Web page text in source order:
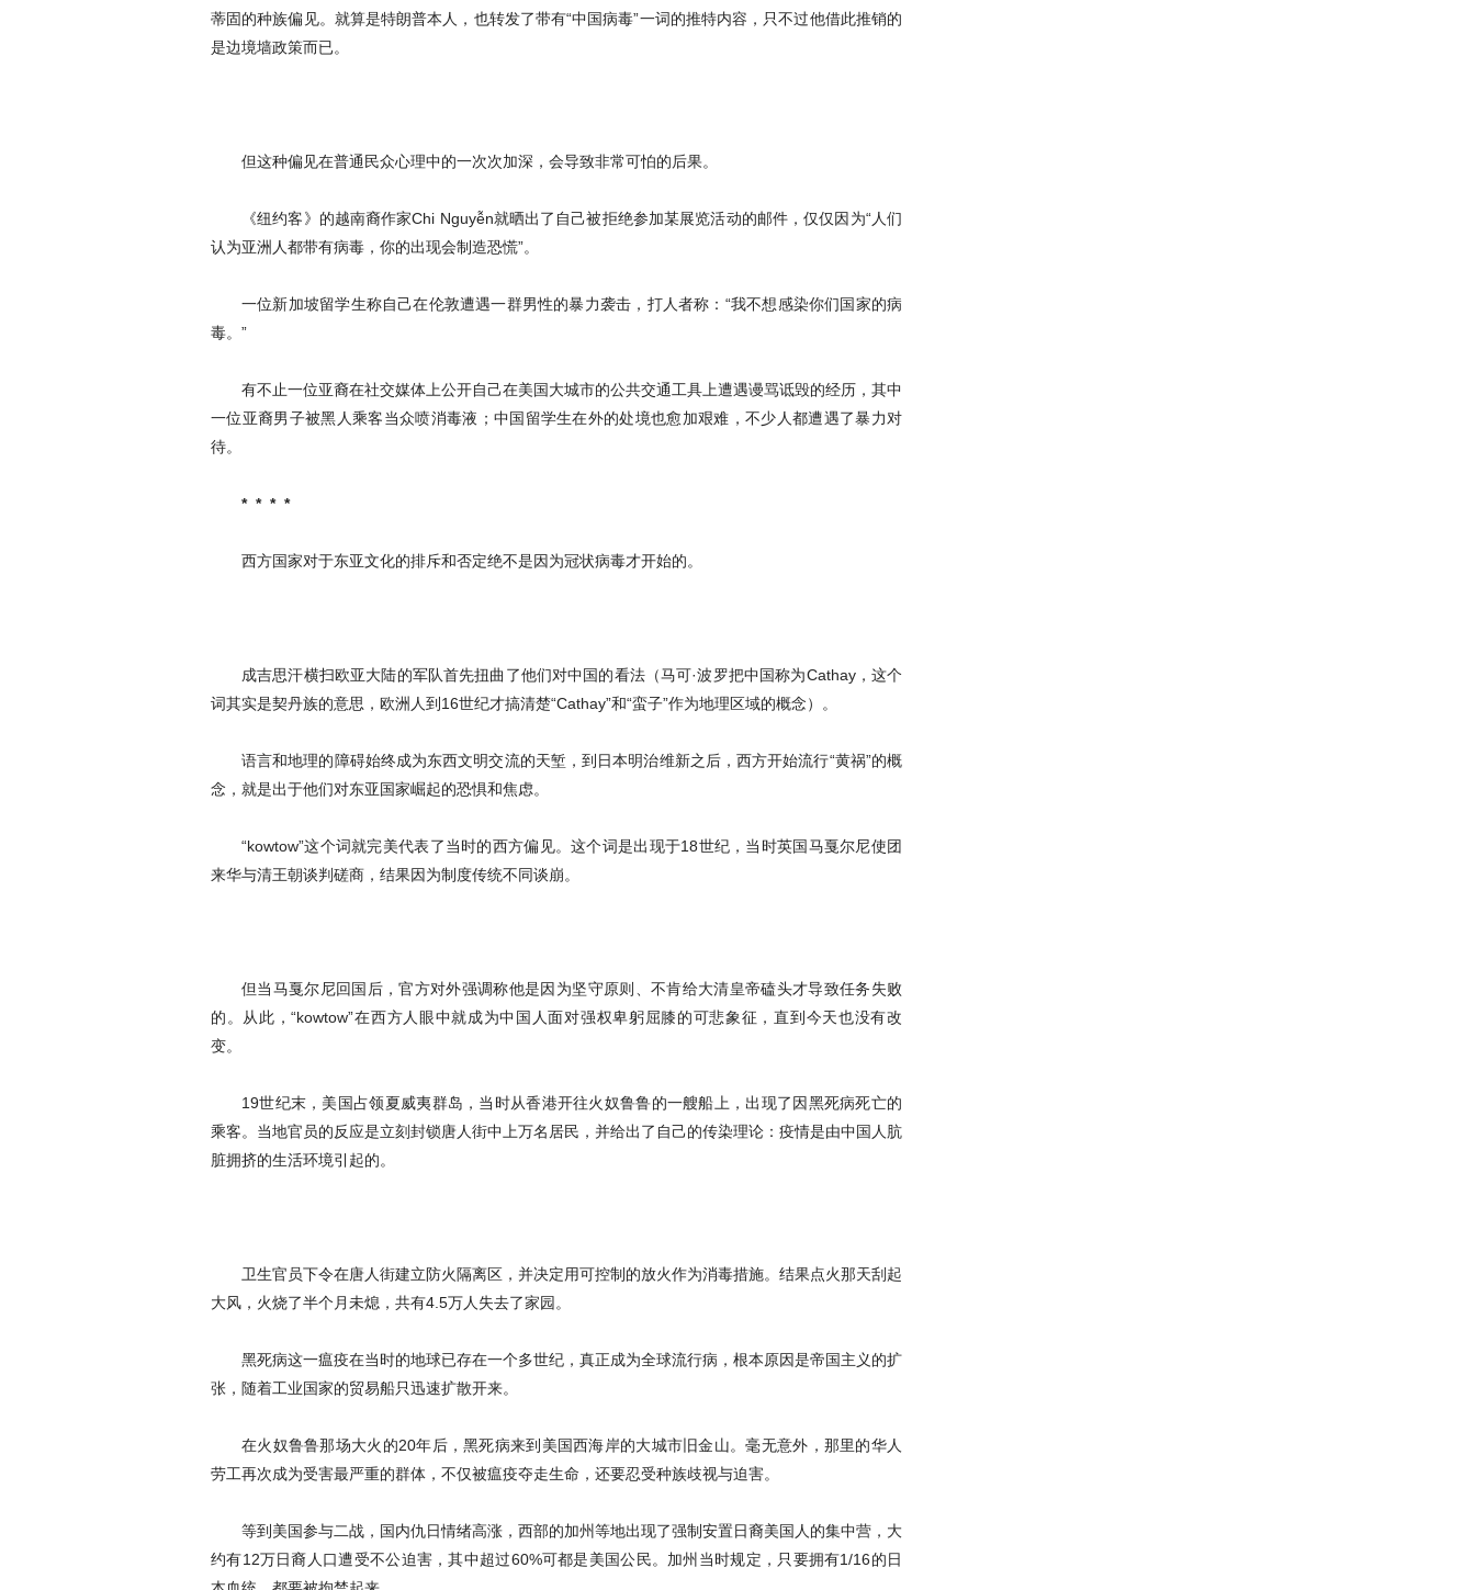
蒂固的种族偏见。就算是特朗普本人，也转发了带有“中国病毒”一词的推特内容，只不过他借此推销的
是边境墙政策而已。
但这种偏见在普通民众心理中的一次次加深，会导致非常可怕的后果。
《纽约客》的越南裔作家Chi Nguyễn就晒出了自己被拒绝参加某展览活动的邮件，仅仅因为“人们
认为亚洲人都带有病毒，你的出现会制造恐慌”。
一位新加坡留学生称自己在伦敦遭遇一群男性的暴力袭击，打人者称：“我不想感染你们国家的病
毒。”
有不止一位亚裔在社交媒体上公开自己在美国大城市的公共交通工具上遭遇谩骂诋毁的经历，其中
一位亚裔男子被黑人乘客当众喷消毒液；中国留学生在外的处境也愈加艰难，不少人都遭遇了暴力对
待。
* * * *
西方国家对于东亚文化的排斥和否定绝不是因为冠状病毒才开始的。
成吉思汗横扫欧亚大陆的军队首先扭曲了他们对中国的看法（马可·波罗把中国称为Cathay，这个
词其实是契丹族的意思，欧洲人到16世纪才搞清楚“Cathay”和“蛮子”作为地理区域的概念）。
语言和地理的障碍始终成为东西文明交流的天堑，到日本明治维新之后，西方开始流行“黄祸”的概
念，就是出于他们对东亚国家崛起的恐惧和焦虑。
“kowtow”这个词就完美代表了当时的西方偏见。这个词是出现于18世纪，当时英国马戛尔尼使团
来华与清王朝谈判磋商，结果因为制度传统不同谈崩。
但当马戛尔尼回国后，官方对外强调称他是因为坚守原则、不肯给大清皇帝磕头才导致任务失败
的。从此，“kowtow”在西方人眼中就成为中国人面对强权卑躬屈膝的可悲象征，直到今天也没有改
变。
19世纪末，美国占领夏威夷群岛，当时从香港开往火奴鲁鲁的一艘船上，出现了因黑死病死亡的
乘客。当地官员的反应是立刻封锁唐人街中上万名居民，并给出了自己的传染理论：疫情是由中国人肮
脏拥挤的生活环境引起的。
卫生官员下令在唐人街建立防火隔离区，并决定用可控制的放火作为消毒措施。结果点火那天刮起
大风，火烧了半个月未熄，共有4.5万人失去了家园。
黑死病这一瘟疫在当时的地球已存在一个多世纪，真正成为全球流行病，根本原因是帝国主义的扩
张，随着工业国家的贸易船只迅速扩散开来。
在火奴鲁鲁那场大火的20年后，黑死病来到美国西海岸的大城市旧金山。毫无意外，那里的华人
劳工再次成为受害最严重的群体，不仅被瘟疫夺走生命，还要忍受种族歧视与迫害。
等到美国参与二战，国内仇日情绪高涨，西部的加州等地出现了强制安置日裔美国人的集中营，大
约有12万日裔人口遭受不公迫害，其中超过60%可都是美国公民。加州当时规定，只要拥有1/16的日